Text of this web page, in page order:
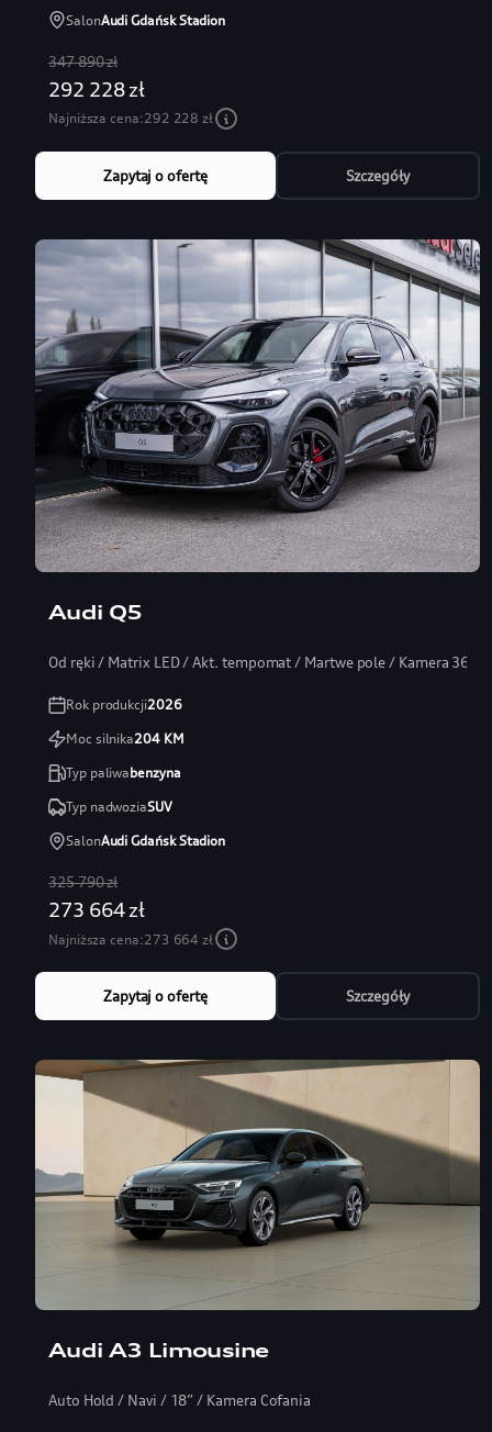
SalonAudi Gdańsk Stadion
347 890 zł
292 228 zł
Najniższa cena:292 228 zł
Zapytaj o ofertę Szczegóły
Audi Q5
Od ręki / Matrix LED / Akt. tempomat / Martwe pole / Kamera 360
Rok produkcji2026
Moc silnika204KM
Typ paliwabenzyna
Typ nadwoziaSUV
SalonAudi Gdańsk Stadion
325 790 zł
273 664 zł
Najniższa cena:273 664 zł
Zapytaj o ofertę Szczegóły
Audi A3 Limousine
Auto Hold / Navi / 18” / Kamera Cofania